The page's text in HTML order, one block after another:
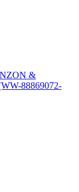
&
88869072-